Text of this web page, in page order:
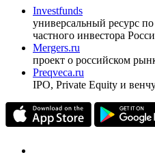
оформить подписку
pro@cbonds.info
Спец проекты
Investfunds
универсальный ресурс
частного инвестора
проект о российском
Preqveca.ru